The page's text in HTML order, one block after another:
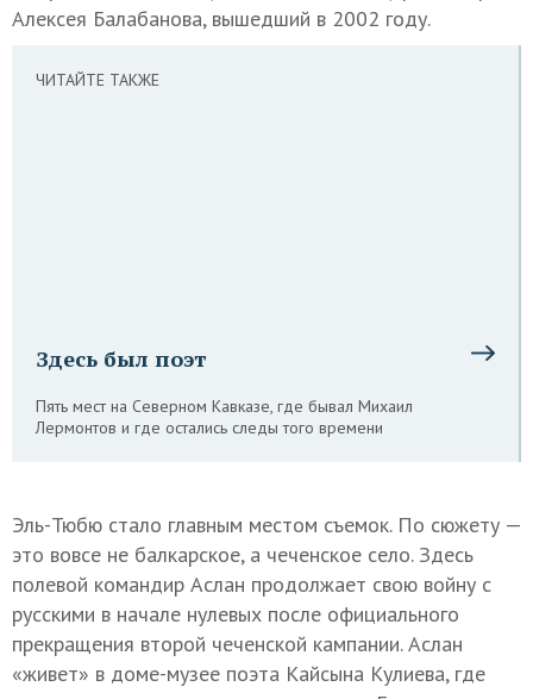
Алексея Балабанова, вышедший в 2002 году.
ЧИТАЙТЕ ТАКЖЕ
Здесь был поэт
Пять мест на Северном Кавказе, где бывал Михаил
Лермонтов и где остались следы того времени
Эль-Тюбю стало главным местом съемок. По сюжету —
это вовсе не балкарское, а чеченское село. Здесь
полевой командир Аслан продолжает свою войну с
русскими в начале нулевых после официального
прекращения второй чеченской кампании. Аслан
«живет» в доме-музее поэта Кайсына Кулиева, где